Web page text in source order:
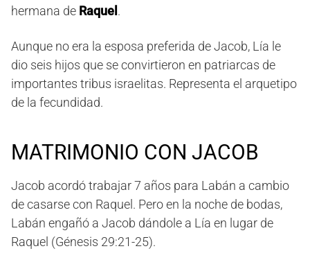
hermana de Raquel.
Aunque no era la esposa preferida de Jacob, Lía le
dio seis hijos que se convirtieron en patriarcas de
importantes tribus israelitas. Representa el arquetipo
de la fecundidad.
MATRIMONIO CON JACOB
Jacob acordó trabajar 7 años para Labán a cambio
de casarse con Raquel. Pero en la noche de bodas,
Labán engañó a Jacob dándole a Lía en lugar de
Raquel (Génesis 29:21-25).